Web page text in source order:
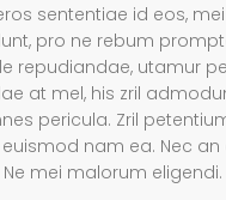
sententiae id eos,
pro ne rebum
repudiandae, utamur
at mel, his zril
pericula. Zril
euismod nam ea. Nec
mei malorum eligendi.